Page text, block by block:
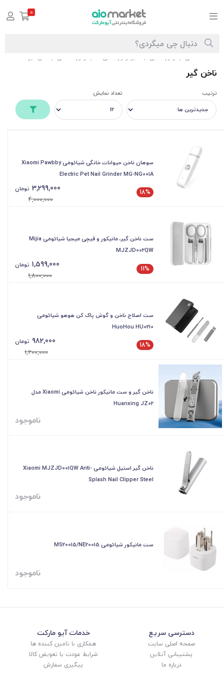
صفحه اصلی / لوازم جانبی / سایر لوازم جانبی ها / لوازم شخصی / ناخن گیر
ناخن گیر
ترتیب تعداد نمایش
سوهان ناخن حیوانات خانگی شیائومی Xiaomi Pawbby
Electric Pet Nail Grinder MG-NG001A
18%
3,299,000 تومان
4,000,000
ست ناخن گیر، مانیکور و قیچی میجیا شیائومی Mijia
MJZJD002QW
11%
1,599,000 تومان
1,800,000
ست اصلاح ناخن و گوش پاک کن هوهو شیائومی
HuoHou HU0210
18%
982,000 تومان
1,200,000
ناخن گیر و ست مانیکور ناخن شیائومی Xiaomi مدل
Huanxing JZ02
ناموجود
ناخن گیر استیل شیائومی Xiaomi MJZJD001QW Anti-
Splash Nail Clipper Steel
ناموجود
ست مانیکور شیائومی MS20015/NE20015
ناموجود
دسترسی سریع
صفحه اصلی سایت
پشتیبانی آنلاین
درباره ما
خدمات آیو مارکت
همکاری با تامین کننده ها
شرایط عودت یا تعویض کالا
پیگیری سفارش
0